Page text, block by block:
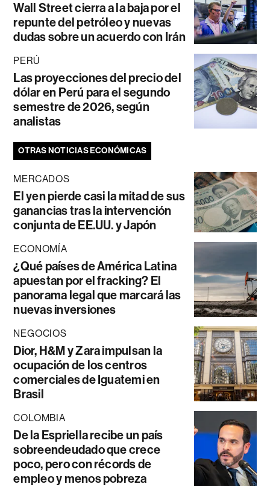
Wall Street cierra a la baja por el
repunte del petróleo y nuevas
dudas sobre un acuerdo con Irán
PERÚ
Las proyecciones del precio del
dólar en Perú para el segundo
semestre de 2026, según
analistas
OTRAS NOTICIAS ECONÓMICAS
MERCADOS
El yen pierde casi la mitad de sus
ganancias tras la intervención
conjunta de EE.UU. y Japón
ECONOMÍA
¿Qué países de América Latina
apuestan por el fracking? El
panorama legal que marcará las
nuevas inversiones
NEGOCIOS
Dior, H&M y Zara impulsan la
ocupación de los centros
comerciales de Iguatemi en
Brasil
COLOMBIA
De la Espriella recibe un país
sobreendeudado que crece
poco, pero con récords de
empleo y menos pobreza